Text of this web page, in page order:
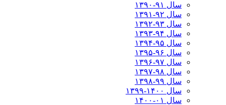
سال ۹۱-۱۳۹۰
سال ۹۲-۱۳۹۱
سال ۹۳-۱۳۹۲
سال ۹۴-۱۳۹۳
سال ۹۵-۱۳۹۴
سال ۹۶-۱۳۹۵
سال ۹۷-۱۳۹۶
سال ۹۸-۱۳۹۷
سال ۹۹-۱۳۹۸‍
سال ۱۴۰۰-۱۳۹۹
سال ۰۱-۱۴۰۰